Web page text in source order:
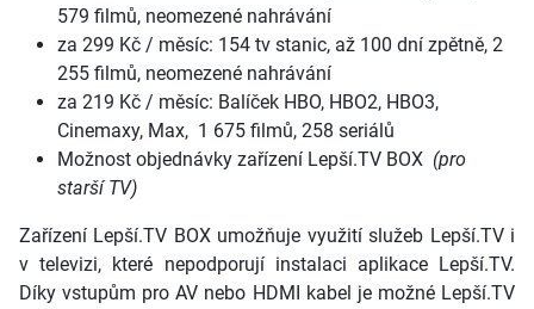
579 filmů, neomezené nahrávání
za 299 Kč / měsíc: 154 tv stanic, až 100 dní zpětně, 2
255 filmů, neomezené nahrávání
za 219 Kč / měsíc: Balíček HBO, HBO2, HBO3,
Cinemaxy, Max, 1 675 filmů, 258 seriálů
Možnost objednávky zařízení Lepší.TV BOX (pro
starší TV)
Zařízení Lepší.TV BOX umožňuje využití služeb Lepší.TV i
v televizi, které nepodporují instalaci aplikace Lepší.TV.
Díky vstupům pro AV nebo HDMI kabel je možné Lepší.TV